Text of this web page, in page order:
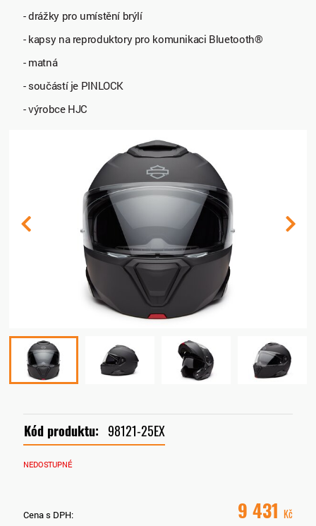
- drážky pro umístění brýlí
- kapsy na reproduktory pro komunikaci Bluetooth®
- matná
- součástí je PINLOCK
- výrobce HJC
Kód produktu: 98121-25EX
NEDOSTUPNÉ
Cena s DPH: 9 431 Kč